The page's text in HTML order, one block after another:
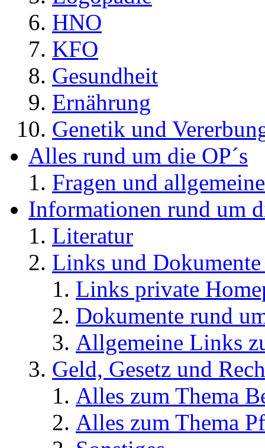
HNO
KFO
Gesundheit
Ernährung
Genetik und
Alles rund um die OP´s
Fragen und
Informationen rund um
Literatur
Links und
Links private
Dokumente rund
Allgemeine Links
Geld, Gesetz und
Alles zum Thema
Alles zum Thema